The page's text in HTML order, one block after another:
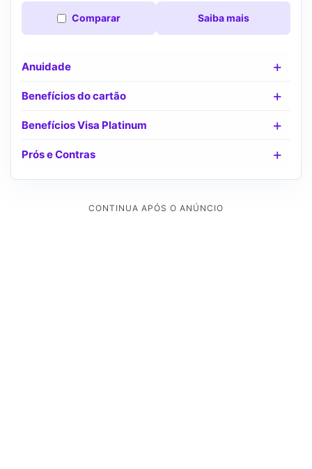
Comparar Saiba mais
Anuidade
Benefícios do cartão
Benefícios Visa Platinum
Prós e Contras